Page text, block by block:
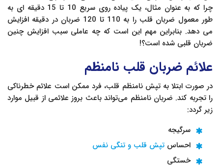
چرا که به عنوان مثال، یک پیاده روی سریع 10 تا 15 دقیقه ای به
طور معمول ضربان قلب را به 110 تا 120 ضربان در دقیقه افزایش
می دهد. بنابراین مهم این است که چه عاملی سبب افزایش چنین
ضربان قلبی شده است؟!
علائم ضربان قلب نامنظم
در صورت ابتلا به تپش نامنظم قلب، فرد ممکن است علائم خطرناکی
را تجربه کند. ضربان نامنظم می‌تواند باعث بروز علائمی از قبیل موارد
زیر گردد:
سرگیجه
احساس تپش قلب و تنگی نفس
خستگی